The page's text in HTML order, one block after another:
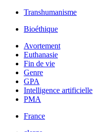
Transhumanisme
Bioéthique
Avortement
Euthanasie
Fin de vie
Genre
GPA
Intelligence artificielle
PMA
France